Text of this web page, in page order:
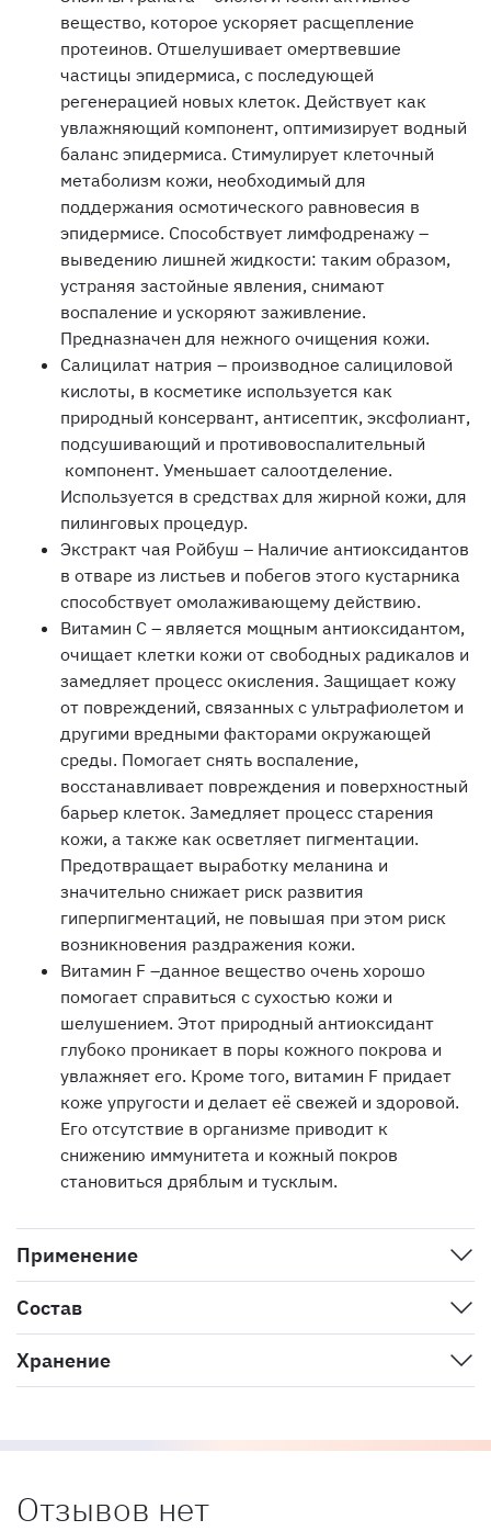
вещество, которое ускоряет расщепление
протеинов. Отшелушивает омертвевшие
частицы эпидермиса, с последующей
регенерацией новых клеток. Действует как
увлажняющий компонент, оптимизирует водный
баланс эпидермиса. Стимулирует клеточный
метаболизм кожи, необходимый для
поддержания осмотического равновесия в
эпидермисе. Способствует лимфодренажу –
выведению лишней жидкости: таким образом,
устраняя застойные явления, снимают
воспаление и ускоряют заживление.
Предназначен для нежного очищения кожи.
Салицилат натрия – производное салициловой
кислоты, в косметике используется как
природный консервант, антисептик, эксфолиант,
подсушивающий и противовоспалительный
компонент. Уменьшает салоотделение.
Используется в средствах для жирной кожи, для
пилинговых процедур.
Экстракт чая Ройбуш – Наличие антиоксидантов
в отваре из листьев и побегов этого кустарника
способствует омолаживающему действию.
Витамин С – является мощным антиоксидантом,
очищает клетки кожи от свободных радикалов и
замедляет процесс окисления. Защищает кожу
от повреждений, связанных с ультрафиолетом и
другими вредными факторами окружающей
среды. Помогает снять воспаление,
восстанавливает повреждения и поверхностный
барьер клеток. Замедляет процесс старения
кожи, а также как осветляет пигментации.
Предотвращает выработку меланина и
значительно снижает риск развития
гиперпигментаций, не повышая при этом риск
возникновения раздражения кожи.
Витамин F –данное вещество очень хорошо
помогает справиться с сухостью кожи и
шелушением. Этот природный антиоксидант
глубоко проникает в поры кожного покрова и
увлажняет его. Кроме того, витамин F придает
коже упругости и делает её свежей и здоровой.
Его отсутствие в организме приводит к
снижению иммунитета и кожный покров
становиться дряблым и тусклым.
Применение
Состав
Хранение
Отзывов нет